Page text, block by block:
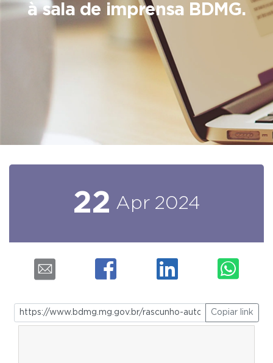
à sala de imprensa BDMG.
22 Apr 2024
Copiar link